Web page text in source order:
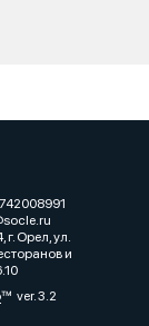
Орел, ул.
и
ver. 3.2